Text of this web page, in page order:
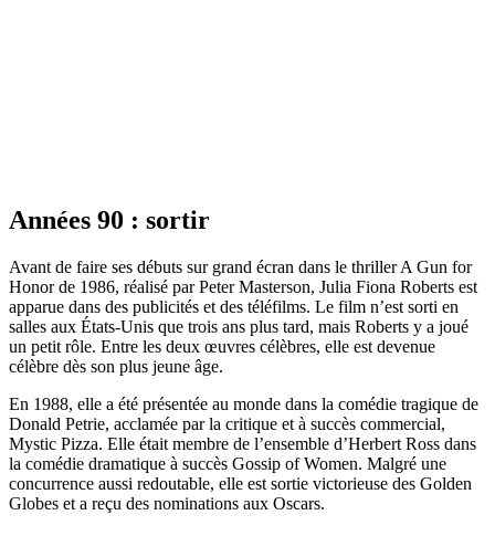
Années 90 : sortir
Avant de faire ses débuts sur grand écran dans le thriller A Gun for
Honor de 1986, réalisé par Peter Masterson, Julia Fiona Roberts est
apparue dans des publicités et des téléfilms. Le film n’est sorti en
salles aux États-Unis que trois ans plus tard, mais Roberts y a joué
un petit rôle. Entre les deux œuvres célèbres, elle est devenue
célèbre dès son plus jeune âge.
En 1988, elle a été présentée au monde dans la comédie tragique de
Donald Petrie, acclamée par la critique et à succès commercial,
Mystic Pizza. Elle était membre de l’ensemble d’Herbert Ross dans
la comédie dramatique à succès Gossip of Women. Malgré une
concurrence aussi redoutable, elle est sortie victorieuse des Golden
Globes et a reçu des nominations aux Oscars.